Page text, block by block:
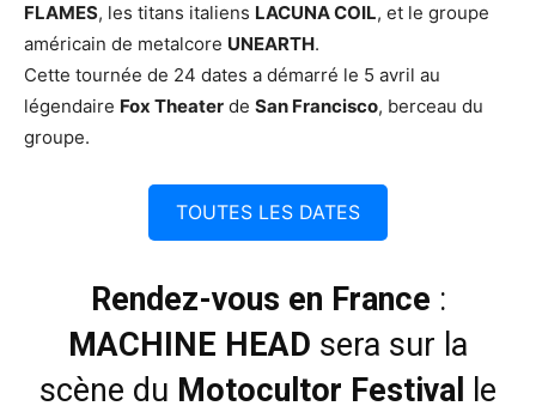
FLAMES, les titans italiens LACUNA COIL, et le groupe
américain de metalcore UNEARTH.
Cette tournée de 24 dates a démarré le 5 avril au
légendaire Fox Theater de San Francisco, berceau du
groupe.
TOUTES LES DATES
Rendez-vous en France :
MACHINE HEAD sera sur la
scène du Motocultor Festival le